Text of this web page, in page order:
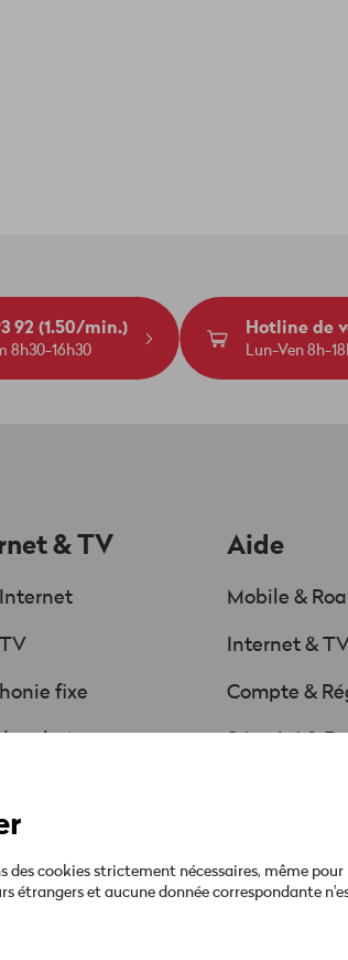
92 (1.50/min.)
8h30-16h30
Hotline de
Lun-Ven 8h-
& TV
fixe
Aide
Mobile &
Internet & TV
Compte &
cookies strictement nécessaires, même
étrangers et aucune donnée correspondante